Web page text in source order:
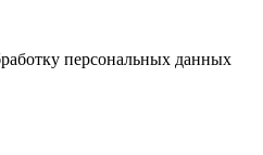
персональных данных